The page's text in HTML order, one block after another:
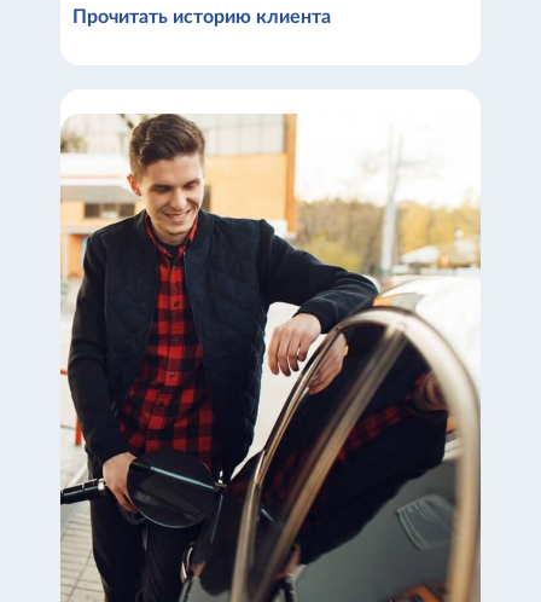
Прочитать историю клиента